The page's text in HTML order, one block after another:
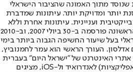
מתוך האמונה שהציבור הישראלי
יותר ומדויקת יותר. עיתונות שמדברת
ועניינית. עיתונות אחרת וללא
תשלום. המהדורה המודפסת הראשונה פורסמה ב-30 ביולי 2007, וב-2010
בעל שיעור החשיפה הגבוה ביותר בימי
אדלסון. העורך הראשי הוא עמר לחמנוביץ,
אתרי האינטרנט של "ישראל היום" בעברית
ובאנגלית, כמו כן היישומונים (אפליקציות) לאנדרואיד ול-iOS, מציגים